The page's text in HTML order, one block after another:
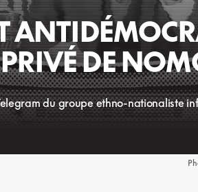
PRIVÉ DE
du groupe ethno-nationaliste